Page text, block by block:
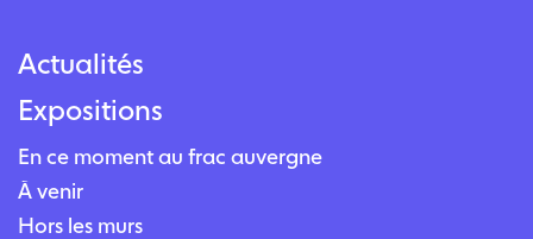
Actualités
Expositions
En ce moment au frac auvergne
À venir
Hors les murs